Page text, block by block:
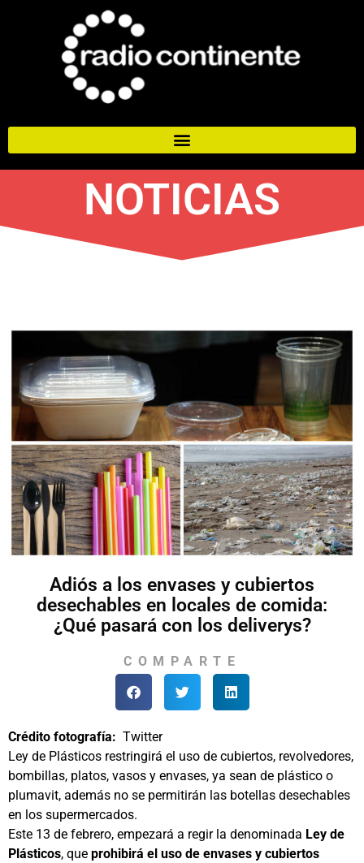
NOTICIAS
Adiós a los envases y cubiertos
desechables en locales de comida:
¿Qué pasará con los deliverys?
COMPARTE
Crédito fotografía: Twitter
Ley de Plásticos restringirá el uso de cubiertos, revolvedores,
bombillas, platos, vasos y envases, ya sean de plástico o
plumavit, además no se permitirán las botellas desechables
en los supermercados.
Este 13 de febrero, empezará a regir la denominada Ley de
Plásticos, que prohibirá el uso de envases y cubiertos